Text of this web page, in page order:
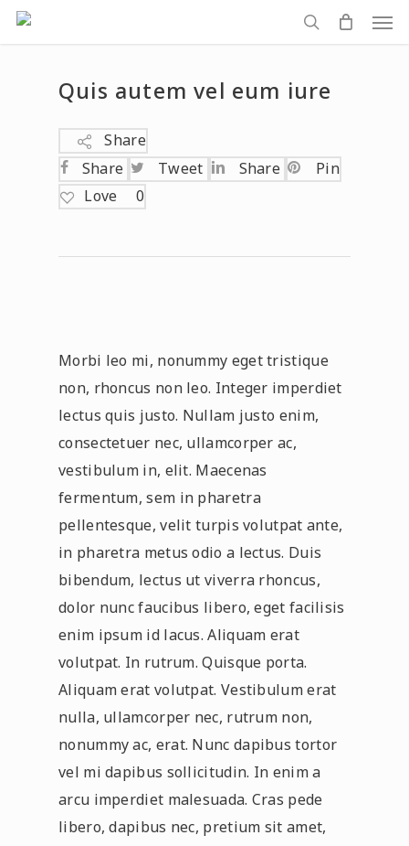
Skip
to
search
Quis autem vel eum iure
Share
Share
Tweet Share
Pin
Love
0
Morbi leo mi, nonummy eget tristique
non, rhoncus non leo. Integer imperdiet
lectus quis justo. Nullam justo enim,
consectetuer nec, ullamcorper ac,
vestibulum in, elit. Maecenas
fermentum, sem in pharetra
pellentesque, velit turpis volutpat ante,
in pharetra metus odio a lectus. Duis
bibendum, lectus ut viverra rhoncus,
dolor nunc faucibus libero, eget facilisis
enim ipsum id lacus. Aliquam erat
volutpat. In rutrum. Quisque porta.
Aliquam erat volutpat. Vestibulum erat
nulla, ullamcorper nec, rutrum non,
nonummy ac, erat. Nunc dapibus tortor
vel mi dapibus sollicitudin. In enim a
arcu imperdiet malesuada. Cras pede
libero, dapibus nec, pretium sit amet,